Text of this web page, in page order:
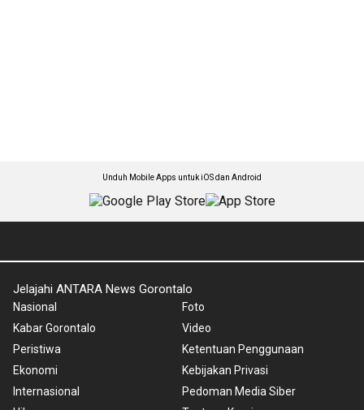
Unduh Mobile Apps untuk iOS dan Android
Jelajahi ANTARA News Gorontalo
Nasional
Kabar Gorontalo
Peristiwa
Ekonomi
Internasional
Foto
Video
Ketentuan Penggunaan
Kebijakan Privasi
Pedoman Media Siber